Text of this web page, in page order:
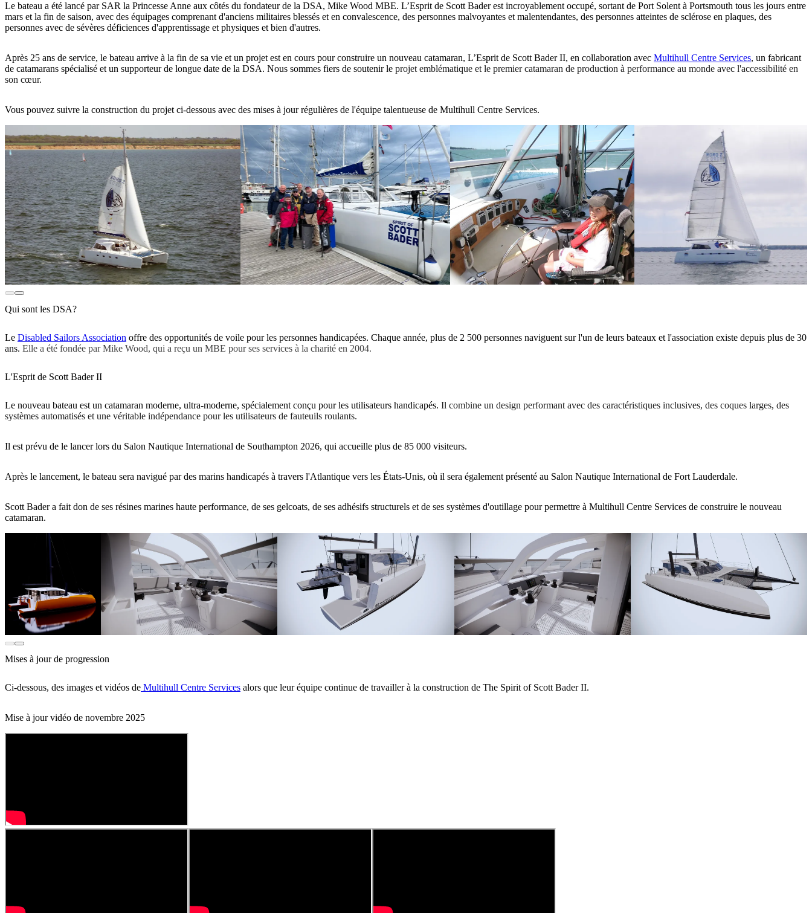
Le bateau a été lancé par SAR la Princesse Anne aux côtés du fondateur de la DSA, Mike Wood MBE. L’Esprit de Scott Bader est incroyablement occupé, sortant de Port Solent à Portsmouth tous les jours entre
mars et la fin de saison, avec des équipages comprenant d'anciens militaires blessés et en convalescence, des personnes malvoyantes et malentendantes, des personnes atteintes de sclérose en plaques, des
personnes avec de sévères déficiences d'apprentissage et physiques et bien d'autres.
Après 25 ans de service, le bateau arrive à la fin de sa vie et un projet est en cours pour construire un nouveau catamaran, L’Esprit de Scott Bader II, en collaboration avec Multihull Centre Services, un fabricant
de catamarans spécialisé et un supporteur de longue date de la DSA. Nous sommes fiers de soutenir le projet emblématique et le premier catamaran de production à performance au monde avec l'accessibilité en
son cœur.
Vous pouvez suivre la construction du projet ci-dessous avec des mises à jour régulières de l'équipe talentueuse de Multihull Centre Services.
Qui sont les DSA?
Le Disabled Sailors Association offre des opportunités de voile pour les personnes handicapées. Chaque année, plus de 2 500 personnes naviguent sur l'un de leurs bateaux et l'association existe depuis plus de 30
ans. Elle a été fondée par Mike Wood, qui a reçu un MBE pour ses services à la charité en 2004.
L'Esprit de Scott Bader II
Le nouveau bateau est un catamaran moderne, ultra-moderne, spécialement conçu pour les utilisateurs handicapés. Il combine un design performant avec des caractéristiques inclusives, des coques larges, des
systèmes automatisés et une véritable indépendance pour les utilisateurs de fauteuils roulants.
Il est prévu de le lancer lors du Salon Nautique International de Southampton 2026, qui accueille plus de 85 000 visiteurs.
Après le lancement, le bateau sera navigué par des marins handicapés à travers l'Atlantique vers les États-Unis, où il sera également présenté au Salon Nautique International de Fort Lauderdale.
Scott Bader a fait don de ses résines marines haute performance, de ses gelcoats, de ses adhésifs structurels et de ses systèmes d'outillage pour permettre à Multihull Centre Services de construire le nouveau
catamaran.
Mises à jour de progression
Ci-dessous, des images et vidéos de Multihull Centre Services alors que leur équipe continue de travailler à la construction de The Spirit of Scott Bader II.
Mise à jour vidéo de novembre 2025